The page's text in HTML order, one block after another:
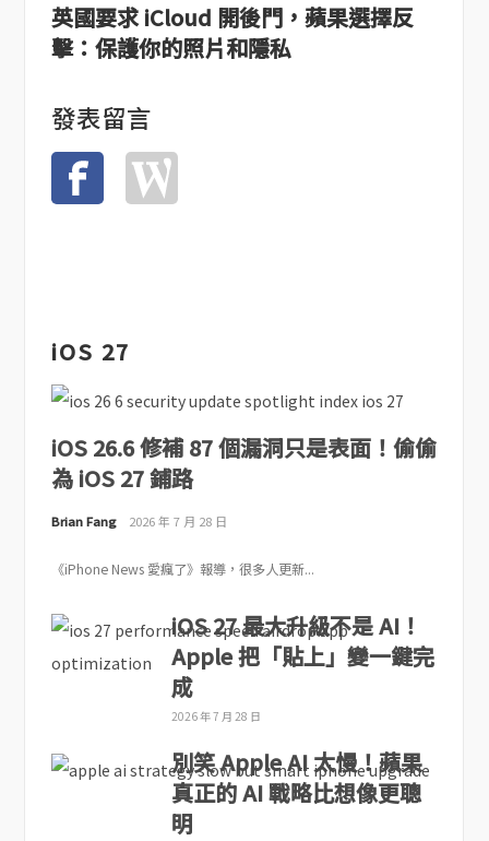
英國要求 iCloud 開後門，蘋果選擇反
擊：保護你的照片和隱私
發表留言
iOS 27
iOS 26.6 修補 87 個漏洞只是表面！偷偷
為 iOS 27 鋪路
Brian Fang 2026 年 7 月 28 日
《iPhone News 愛瘋了》報導，很多人更新...
iOS 27 最大升級不是 AI！
Apple 把「貼上」變一鍵完
成
2026 年 7 月 28 日
別笑 Apple AI 太慢！蘋果
真正的 AI 戰略比想像更聰
明